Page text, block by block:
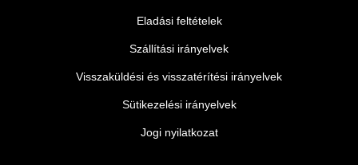
Eladási feltételek
Szállítási irányelvek
Visszaküldési és visszatérítési irányelvek
Sütikezelési irányelvek
Jogi nyilatkozat